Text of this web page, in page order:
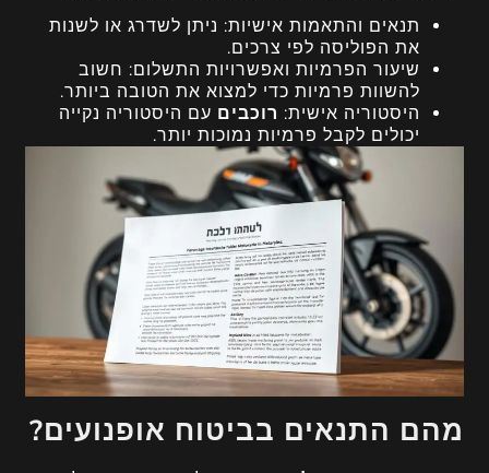
תנאים והתאמות אישיות: ניתן לשדרג או לשנות
את הפוליסה לפי צרכים.
שיעור הפרמיות ואפשרויות התשלום: חשוב
להשוות פרמיות כדי למצוא את הטובה ביותר.
היסטוריה אישית: רוכבים עם היסטוריה נקייה
יכולים לקבל פרמיות נמוכות יותר.
מהם התנאים בביטוח אופנועים?